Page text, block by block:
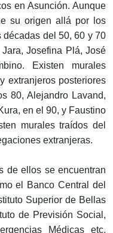
en Asunción. Aunque
su origen allá por los
del 50, 60 y 70
Josefina Plá, José
Existen murales
extranjeros posteriores
80, Alejandro Lavand,
en el 90, y Faustino
murales traídos del
extranjeras.
de ellos se encuentran
el Banco Central del
Superior de Bellas
de Previsión Social,
Médicas etc.